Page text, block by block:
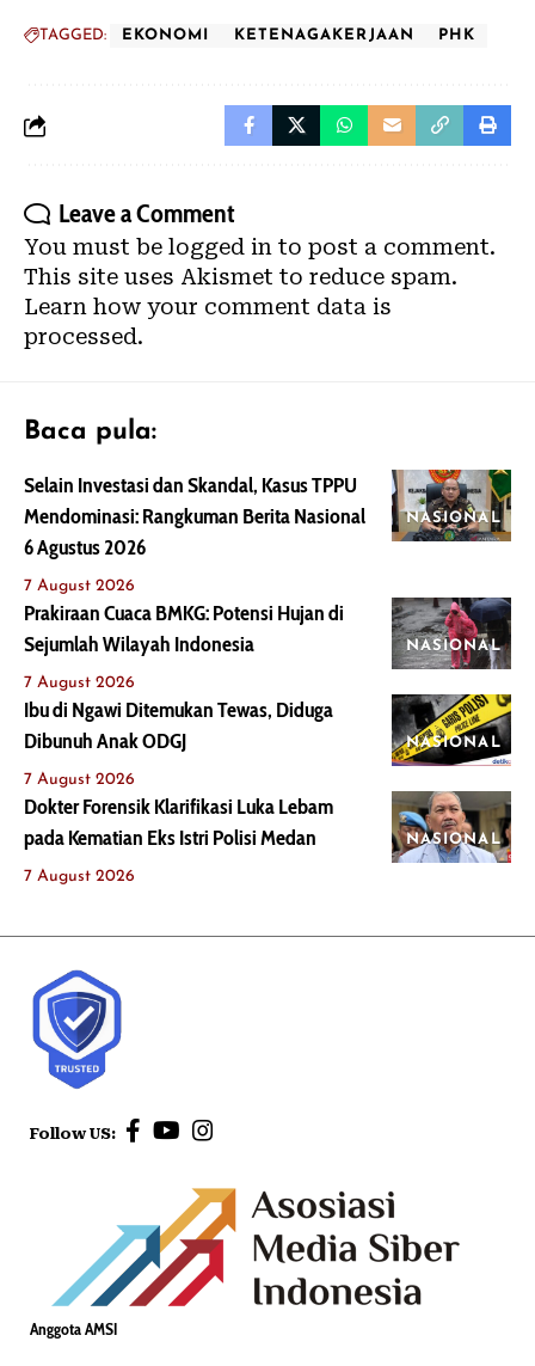
TAGGED: EKONOMI KETENAGAKERJAAN PHK
Leave a Comment
You must be logged in to post a comment.
This site uses Akismet to reduce spam.
Learn how your comment data is
processed.
Baca pula:
NASIONAL
Selain Investasi dan Skandal, Kasus TPPU
Mendominasi: Rangkuman Berita Nasional
6 Agustus 2026
7 August 2026
NASIONAL
Prakiraan Cuaca BMKG: Potensi Hujan di
Sejumlah Wilayah Indonesia
7 August 2026
NASIONAL
Ibu di Ngawi Ditemukan Tewas, Diduga
Dibunuh Anak ODGJ
7 August 2026
NASIONAL
Dokter Forensik Klarifikasi Luka Lebam
pada Kematian Eks Istri Polisi Medan
7 August 2026
Follow US:
Anggota AMSI